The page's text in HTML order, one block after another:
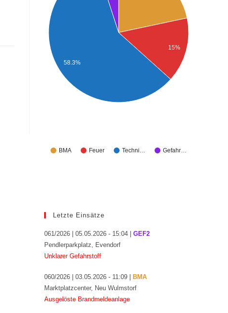
BMA Feuer Techni… Gefahr…
15%
58.3%
Letzte Einsätze
061/2026 | 05.05.2026 - 15:04 | GEF2
Pendlerparkplatz, Evendorf
Unklarer Gefahrstoff
060/2026 | 03.05.2026 - 11:09 |
BMA
Marktplatzcenter, Neu Wulmstorf
Ausgelöste Brandmeldeanlage